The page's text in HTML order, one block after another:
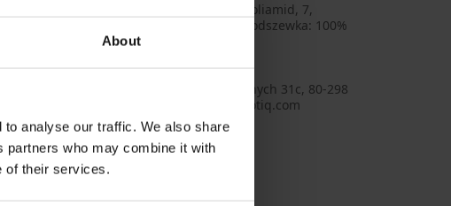
About
analyse our traffic. We also share
partners who may combine it with
of their services.
koronka: 89% poliamid, 7, siatka: 52% poliamid, 7,
Dodatkowy materiał: 94% poliamid, 7, Podszewka: 100%
Esotiq
Esotiq&Henderson S.A, adres: Budowlanych 31c, 80-298
Gdańsk, Poland, e-mail: sekretariat@esotiq.com